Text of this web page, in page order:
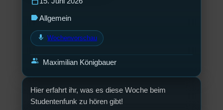
Hier erfahrt ihr, was es diese Woche beim
Studentenfunk zu hören gibt!
labelAllgemein
mic Wochenvorschau
group Maximilian Königbauer